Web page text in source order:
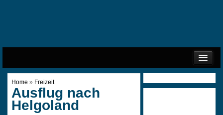
START
IMPRESSUM
DATENSCHUTZ
COOKIE-RICHTLINIE (EU)
Home » Freizeit
Ausflug nach
Helgoland